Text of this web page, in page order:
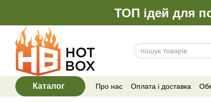
ТОП ідей для
Каталог Про нас Оплата і доставка
Відгуки про магазин